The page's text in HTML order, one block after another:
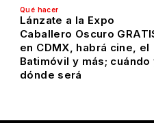
Qué hacer
Lánzate a la Expo
Caballero Oscuro
en CDMX, habrá cine, el
Batimóvil y más; cuándo
dónde será